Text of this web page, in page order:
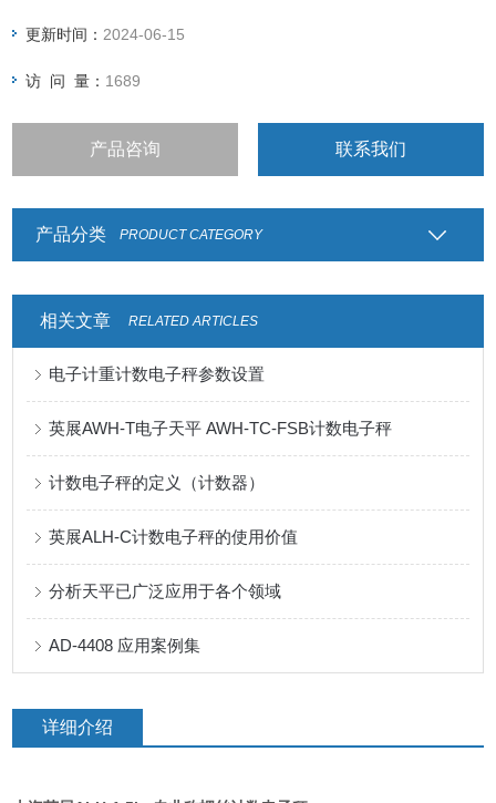
更新时间： 2024-06-15
访 问 量： 1689
产品咨询 联系我们
产品分类 PRODUCT CATEGORY
相关文章 RELATED ARTICLES
电子计重计数电子秤参数设置
英展AWH-T电子天平 AWH-TC-FSB计数电子秤
计数电子秤的定义（计数器）
英展ALH-C计数电子秤的使用价值
分析天平已广泛应用于各个领域
AD-4408 应用案例集
详细介绍